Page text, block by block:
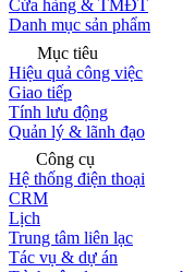
Cửa hàng & TMĐT
Danh mục sản phẩm
Mục tiêu
Hiệu quả công việc
Giao tiếp
Tính lưu động
Quản lý & lãnh đạo
Công cụ
Hệ thống điện thoại
CRM
Lịch
Trung tâm liên lạc
Tác vụ & dự án